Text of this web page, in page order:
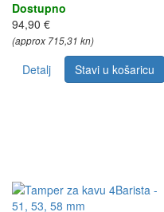
Dostupno
94,90 €
(approx 715,31 kn)
Detalj Stavi u košaricu